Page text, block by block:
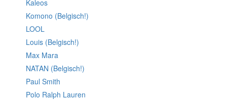
Kaleos
Komono (Belgisch!)
LOOL
Louis (Belgisch!)
Max Mara
NATAN (Belgisch!)
Paul Smith
Polo Ralph Lauren